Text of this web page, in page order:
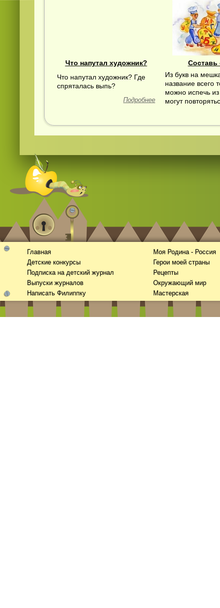
Что напутал художник?
Что напутал художник? Где
спряталась выпь?
Подробнее
Составь
Из букв на
название всего
можно испечь
могут
Главная
Детские конкурсы
Подписка на детский журнал
Выпуски журналов
Написать Филиппку
Моя Родина - Россия
Герои моей страны
Рецепты
Окружающий мир
Мастерская
Смотретьkinoонлайн